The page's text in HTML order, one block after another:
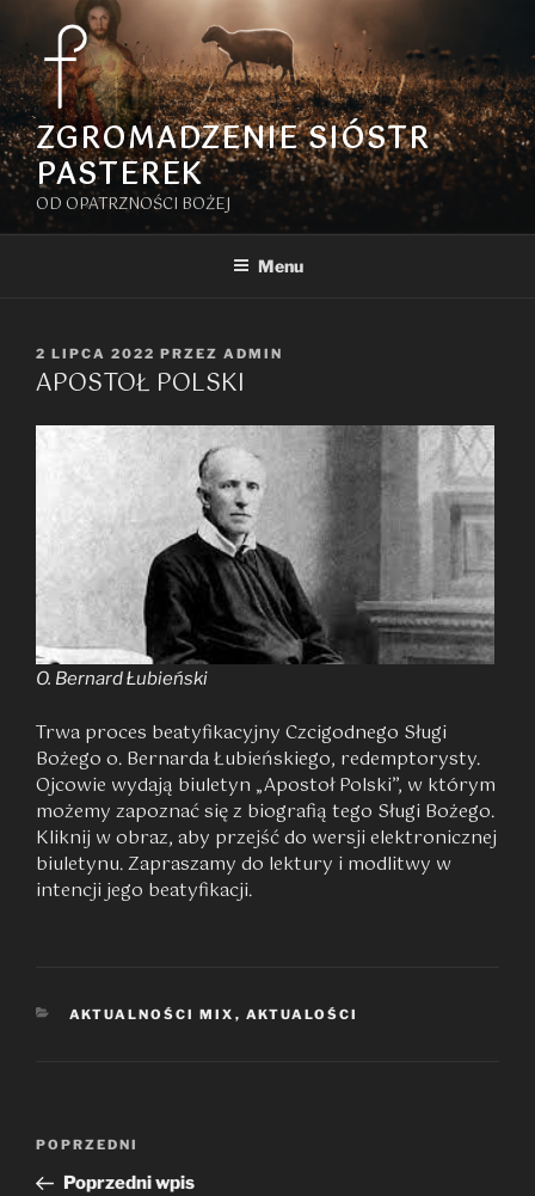
Przejdź
treści
ZGROMADZENIE SIÓSTR
PASTEREK
OD OPATRZNOŚCI BOŻEJ
Menu
OPUBLIKOWANE
W
2 LIPCA 2022 PRZEZ ADMIN
APOSTOŁ POLSKI
O. Bernard Łubieński
Trwa proces beatyfikacyjny Czcigodnego Sługi
Bożego o. Bernarda Łubieńskiego, redemptorysty.
Ojcowie wydają biuletyn „Apostoł Polski”, w którym
możemy zapoznać się z biografią tego Sługi Bożego.
Kliknij w obraz, aby przejść do wersji elektronicznej
biuletynu. Zapraszamy do lektury i modlitwy w
intencji jego beatyfikacji.
KATEGORIE
AKTUALNOŚCI MIX , AKTUALOŚCI
Nawigacja
wpisu
Poprzedni
wpis
POPRZEDNI
Poprzedni wpis